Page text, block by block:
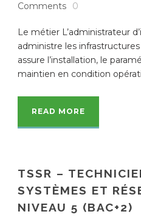
Comments
0
Le métier L’administrateur
administre les
assure l’installation, le
maintien en condition
READ MORE
TSSR –
SYSTÈMES ET
NIVEAU 5 (BAC+2)